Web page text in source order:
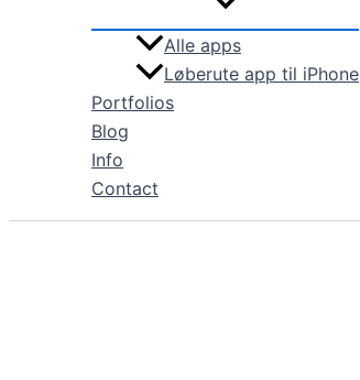
Alle apps
Løberute app til iPhone
Portfolios
Blog
Info
Contact